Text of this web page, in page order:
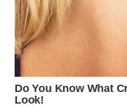
LAWAS
WN
SUMEDANG
WN
CIANJUR